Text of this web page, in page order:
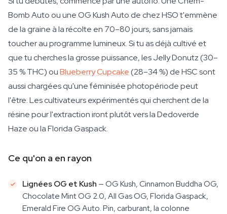
Bomb Auto ou une OG Kush Auto de chez HSO t'emmène
de la graine à la récolte en 70–80 jours, sans jamais
toucher au programme lumineux. Si tu as déjà cultivé et
que tu cherches la grosse puissance, les Jelly Donutz (30–
35 % THC) ouBlueberry Cupcake(28–34 %) de HSC sont
aussi chargées qu'une féminisée photopériode peut
l'être. Les cultivateurs expérimentés qui cherchent de la
résine pour l'extraction iront plutôt vers la Dedoverde
Haze ou la Florida Gaspack.
Ce qu'on a en rayon
Lignées OG et Kush — OG Kush, Cinnamon Buddha OG,
Chocolate Mint OG 2.0, All Gas OG, Florida Gaspack,
Emerald Fire OG Auto. Pin, carburant, la colonne